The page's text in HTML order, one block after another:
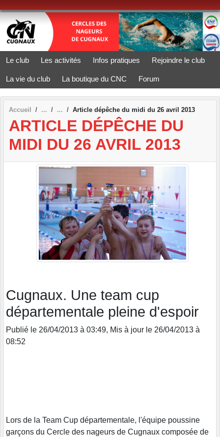
Le club Les activités Infos pratiques Rejoindre le club
La vie du club La boutique du CNC Forum
Accueil Article dépêche du midi du 26 avril 2013
ARTICLE DÉPÊCHE DU
MIDI DU 26 AVRIL 2013
Cugnaux. Une team cup
départementale pleine d'espoir
Publié le 26/04/2013 à 03:49, Mis à jour le 26/04/2013 à
08:52
Lors de la Team Cup départementale, l'équipe poussine
garçons du Cercle des nageurs de Cugnaux composée de